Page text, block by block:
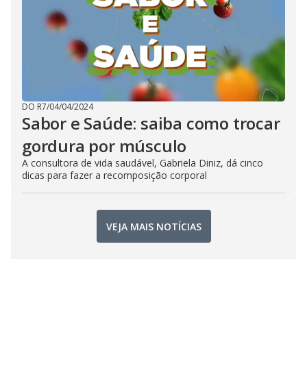
DO R7/04/04/2024
Sabor e Saúde: saiba como trocar
gordura por músculo
A consultora de vida saudável, Gabriela Diniz, dá cinco
dicas para fazer a recomposição corporal
VEJA MAIS NOTÍCIAS